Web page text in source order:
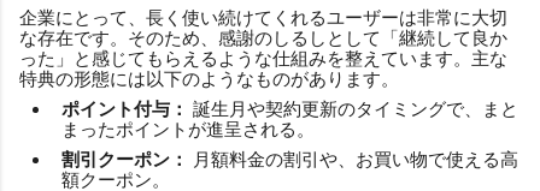
企業にとって、長く使い続けてくれるユーザーは非常に大切
な存在です。そのため、感謝のしるしとして「継続して良か
った」と感じてもらえるような仕組みを整えています。主な
特典の形態には以下のようなものがあります。
ポイント付与： 誕生月や契約更新のタイミングで、まと
まったポイントが進呈される。
割引クーポン：
月額料金の割引や、お買い物で使える高
額クーポン。